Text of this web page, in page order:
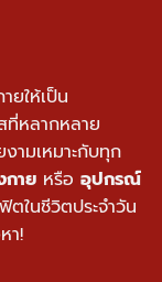
ยให้เป็น
หลากหลาย
ามเหมาะกับทุก
กาย หรือ อุปกรณ์
ตในชีวิตประจำวัน
า!